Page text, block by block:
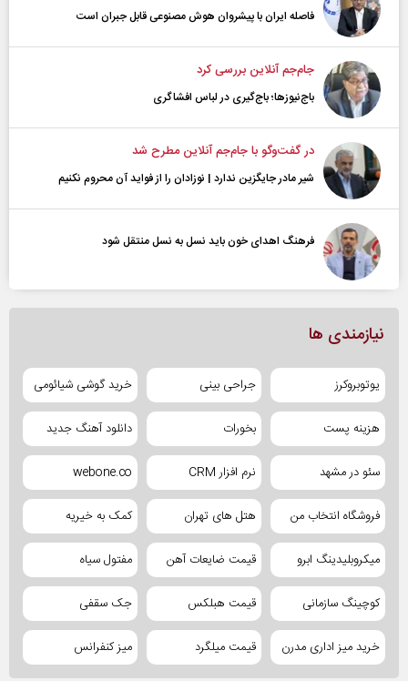
فاصله ایران با پیشرو‌ان هوش مصنوعی قابل جبران است
جام‌جم آنلاین بررسی کرد
باج‌نیوزها؛ باج‌گیری در لباس افشاگری
در گفت‌و‌گو با جام‌جم آنلاین مطرح شد
شیر مادر جایگزین ندارد | نوزادان را از فواید آن محروم نکنیم
فرهنگ اهدای خون باید نسل به نسل منتقل شود
نیازمندی ها
یوتوبروکرز جراحی بینی خرید گوشی شیائومی
هزینه پست بخورات دانلود آهنگ جدید
سئو در مشهد نرم افزار CRM webone.co
فروشگاه انتخاب من هتل های تهران کمک به خیریه
میکروبلیدینگ ابرو قیمت ضایعات آهن مفتول سیاه
کوچینگ سازمانی قیمت هبلکس جک سقفی
خرید میز اداری مدرن قیمت میلگرد میز کنفرانس